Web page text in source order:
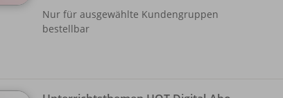
Nur für ausgewählte Kundengruppen
bestellbar